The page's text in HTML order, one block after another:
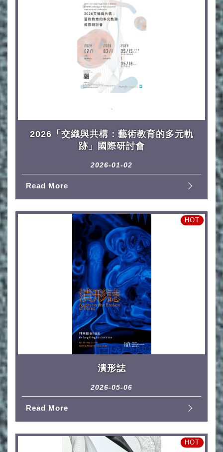
2026「交織與共構：藝術教育的多元軌
跡」國際研討會
2026-01-02
Read More
HOT
潰形誌
2026-05-06
Read More
HOT